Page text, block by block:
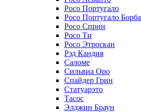
Росо Португало
Росо Португало Борба
Росо Сприн
Росо Ти
Росо Этроскан
Рэд Кандия
Саломе
Сильвиа Оро
Спайдер Грин
Статуарэто
Тасос
Элджин Браун